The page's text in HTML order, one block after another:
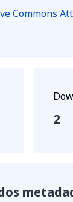
Commons
2